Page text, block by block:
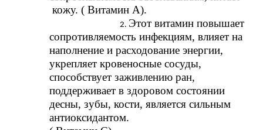
кожу. ( Витамин А).
Этот витамин повышает
сопротивляемость инфекциям, влияет на
наполнение и расходование энергии,
укрепляет кровеносные сосуды,
способствует заживлению ран,
поддерживает в здоровом состоянии
десны, зубы, кости, является сильным
антиоксидантом.